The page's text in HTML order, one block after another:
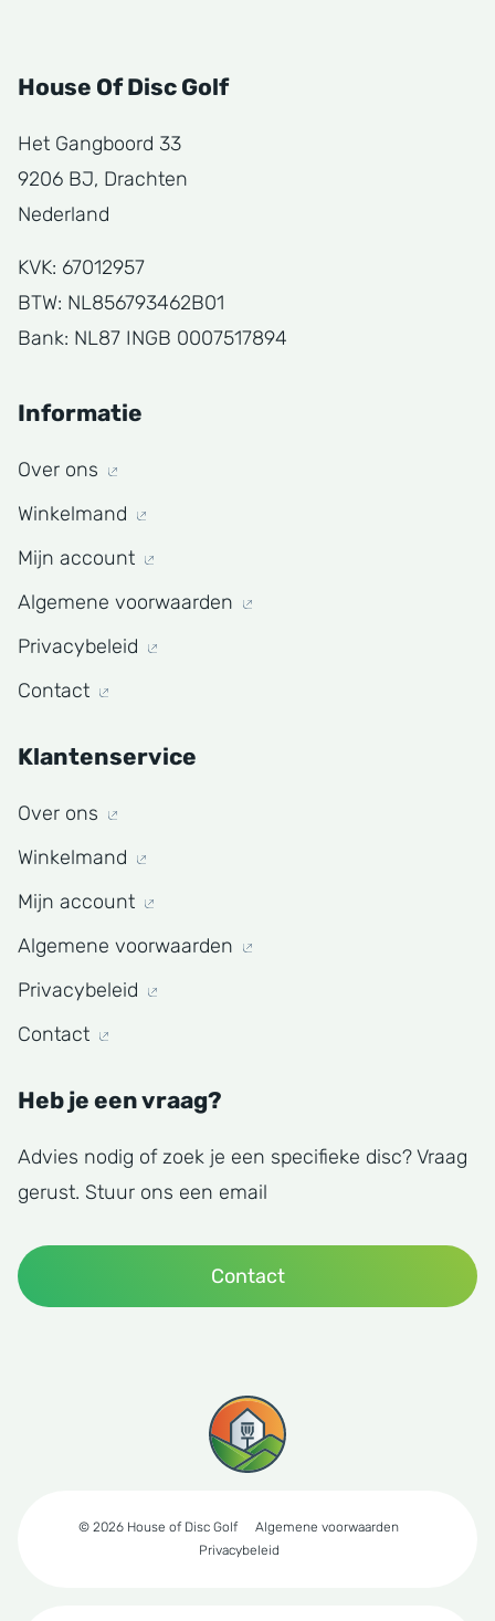
House Of Disc Golf
Het Gangboord 33
9206 BJ, Drachten
Nederland
KVK: 67012957
BTW: NL856793462B01
Bank: NL87 INGB 0007517894
Informatie
Over ons
Winkelmand
Mijn account
Algemene voorwaarden
Privacybeleid
Contact
Klantenservice
Over ons
Winkelmand
Mijn account
Algemene voorwaarden
Privacybeleid
Contact
Heb je een vraag?
Advies nodig of zoek je een specifieke disc? Vraag
gerust. Stuur ons een email
Contact
© 2026 House of Disc Golf
Algemene voorwaarden
Privacybeleid